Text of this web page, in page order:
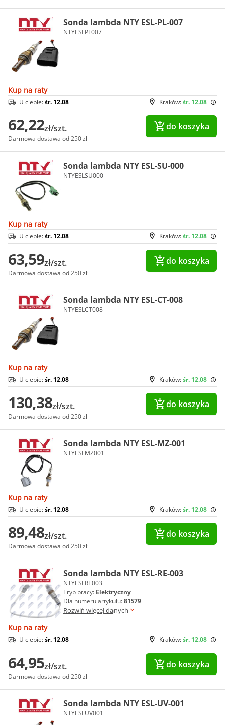
Sonda lambda NTY ESL-PL-007
NTYESLPL007
Kup na raty
Kraków:śr. 12.08
U ciebie:śr. 12.08
62,22zł/szt.
Darmowa dostawa od 250 zł
do koszyka
Sonda lambda NTY ESL-SU-000
NTYESLSU000
Kup na raty
Kraków:śr. 12.08
U ciebie:śr. 12.08
63,59zł/szt.
Darmowa dostawa od 250 zł
do koszyka
Sonda lambda NTY ESL-CT-008
NTYESLCT008
Kup na raty
Kraków:śr. 12.08
U ciebie:śr. 12.08
130,38zł/szt.
Darmowa dostawa od 250 zł
do koszyka
Sonda lambda NTY ESL-MZ-001
NTYESLMZ001
Kup na raty
Kraków:śr. 12.08
U ciebie:śr. 12.08
89,48zł/szt.
Darmowa dostawa od 250 zł
do koszyka
Sonda lambda NTY ESL-RE-003
NTYESLRE003
Tryb pracy: Elektryczny
Dla numeru artykułu:81579
Rozwiń więcej danych
Kup na raty
Kraków:śr. 12.08
U ciebie:śr. 12.08
64,95zł/szt.
Darmowa dostawa od 250 zł
do koszyka
Sonda lambda NTY ESL-UV-001
NTYESLUV001